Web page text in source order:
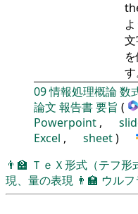
す
09情報処理概論数
論文 報告書要旨 (
Powerpoint ,
Excel , sheet)
👨‍🏫 ＴｅＸ形式（テフ形
現、量の表現 👨‍🏫 ウル